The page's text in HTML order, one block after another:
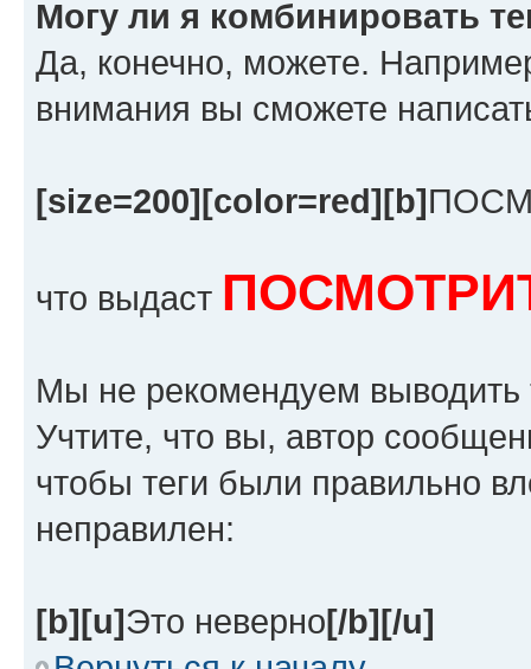
Могу ли я комбинировать
Да, конечно, можете.
внимания вы сможете
[size=200][color=red][b]
что выдаст
Мы не рекомендуем выводить
Учтите, что вы, автор
чтобы теги были правильно
неправилен:
[b][u]Это неверно[/b][/u]